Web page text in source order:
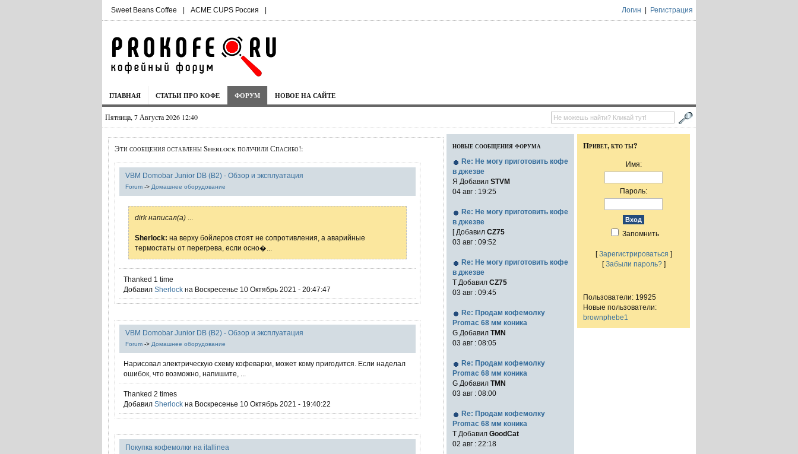
Sweet Beans Coffee | ACME CUPS Россия | Логин Регистрация
ГЛАВНАЯ СТАТЬИ ПРО КОФЕ ФОРУМ НОВОЕ НА САЙТЕ
Пятница, 7 Августа 2026 12:40
Эти сообщения оставлены Sherlock получили Спасибо!:
VBM Domobar Junior DB (B2) - Обзор и эксплуатация
Forum -> Домашнее оборудование
dirk написал(а)
Sherlock: на верху бойлеров стоят не сопротивления, а аварийные
термостаты от перегрева, если осно�...
Thanked 1 time
Добавил Sherlock на Воскресенье 10 Октябрь 2021 - 20:47:47
VBM Domobar Junior DB (B2) - Обзор и эксплуатация
Forum -> Домашнее оборудование
Нарисовал электрическую схему кофеварки, может кому пригодится. Если наделал
ошибок, что возможно, напишите, ...
Thanked 2 times
Добавил Sherlock на Воскресенье 10 Октябрь 2021 - 19:40:22
Покупка кофемолки на itallinea
новые сообщения форума
Re: Не могу приготовить кофе
в джезве
Я Добавил STVM
04 авг : 19:25
Re: Не могу приготовить кофе
в джезве
[ Добавил CZ75
03 авг : 09:52
Re: Не могу приготовить кофе
в джезве
Т Добавил CZ75
03 авг : 09:45
Re: Продам кофемолку
Promac 68 мм коника
G Добавил TMN
03 авг : 08:05
Re: Продам кофемолку
Promac 68 мм коника
G Добавил TMN
03 авг : 08:00
Re: Продам кофемолку
Promac 68 мм коника
T Добавил GoodCat
02 авг : 22:18
Привет, кто ты?
Имя:
Пароль:
Запомнить
[Зарегистрироваться ]
[Забыли пароль?]
Пользователи: 19925
Новые пользователи:
brownphebe1